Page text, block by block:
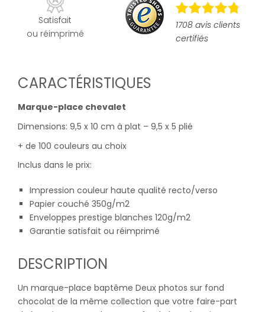
Satisfait
ou réimprimé
1708 avis clients
certifiés
CARACTÉRISTIQUES
Marque-place chevalet
Dimensions: 9,5 x 10 cm à plat – 9,5 x 5 plié
+ de 100 couleurs au choix
Inclus dans le prix:
Impression couleur haute qualité recto/verso
Papier couché 350g/m2
Enveloppes prestige blanches 120g/m2
Garantie satisfait ou réimprimé
DESCRIPTION
Un marque-place baptême Deux photos sur fond
chocolat de la même collection que votre faire-part